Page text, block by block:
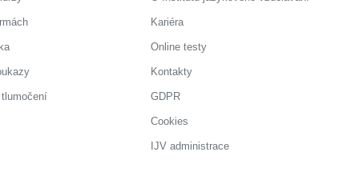
Kariéra
Online testy
Kontakty
GDPR
Cookies
IJV administrace